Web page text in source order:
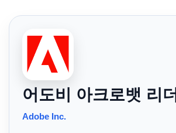
어도비 아크로뱃 리더
Adobe Inc.